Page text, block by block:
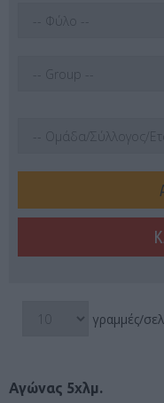
Αγώνας 5χλμ.